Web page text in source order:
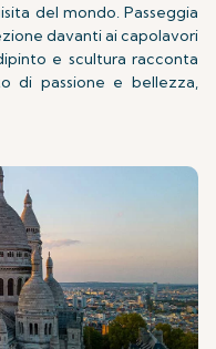
del mondo. Passeggia
davanti ai capolavori
e scultura racconta
di passione e bellezza,